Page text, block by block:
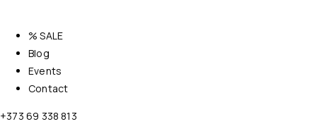
% SALE
Blog
Events
Contact
+373 69 338 813